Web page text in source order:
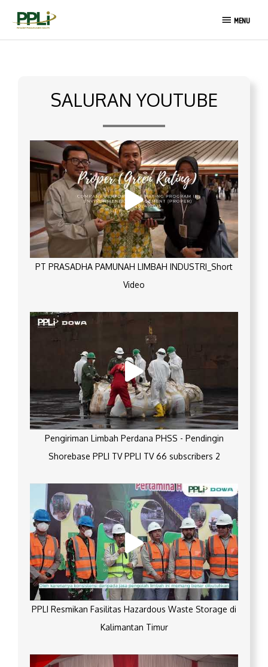
MENU
MENU
SALURAN YOUTUBE
PT PRASADHA PAMUNAH LIMBAH INDUSTRI_Short
Video
Pengiriman Limbah Perdana PHSS - Pendingin
Shorebase PPLI TV PPLI TV 66 subscribers 2
PPLI Resmikan Fasilitas Hazardous Waste Storage di
Kalimantan Timur